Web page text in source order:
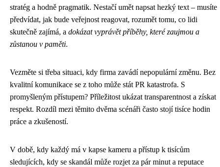
stratég a hodně pragmatik. Nestačí umět napsat hezký text – musíte
předvídat, jak bude veřejnost reagovat, rozumět tomu, co lidi
skutečně zajímá, a dokázat vyprávět příběhy, které zaujmou a
zůstanou v paměti.
Vezměte si třeba situaci, kdy firma zavádí nepopulární změnu. Bez
kvalitní komunikace se z toho může stát PR katastrofa. S
promyšleným přístupem? Příležitost ukázat transparentnost a získat
respekt. Rozdíl mezi těmito dvěma scénáři často stojí tisíce hodin
práce a zkušeností.
V době, kdy každý má v kapse kameru a přístup k tisícům
sledujících, kdy se skandál může rozjet za pár minut a reputace